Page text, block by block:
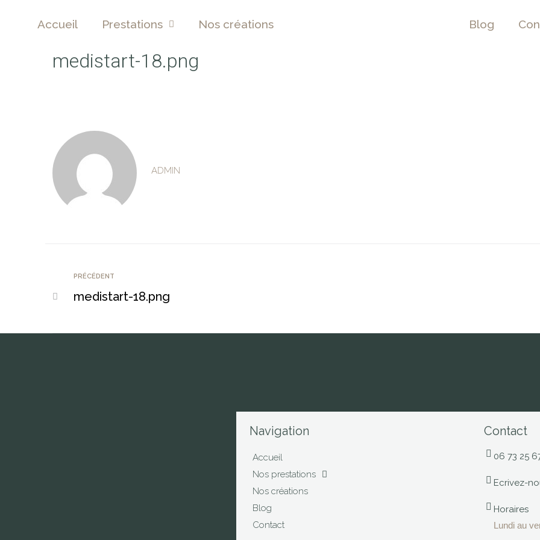
Accueil Prestations Nos créations Blog
medistart-18.png
ADMIN
PRÉCÉDENT
medistart-18.png
Navigation
Accueil
Nos prestations
Nos créations
Blog
Contact
Contact
06 73 25
Ecrivez-
Horaires
Lundi au